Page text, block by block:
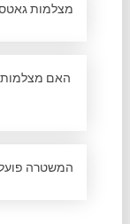
מצלמות
האם מצלמות
המשטרה